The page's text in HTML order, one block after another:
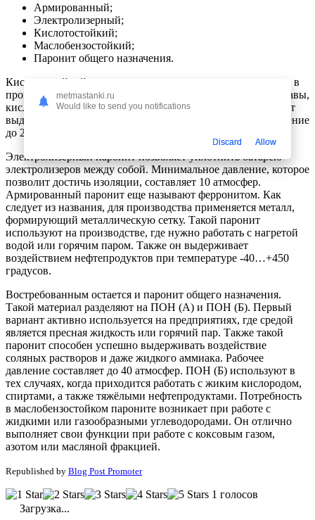
Армированный;
Электролизерный;
Кислотостойкий;
Маслобензостойкий;
Паронит общего назначения.
Кислотостойкий состав используется на предприятиях, где в
процессе работ применяются щелочи, окислительные составы,
кислоты и другие агрессивные компоненты. Такой паронит
выдерживает температуру в пределах 250 градусов и давление
до 25 атмосфер.
Электролизерный паронит позволяет уплотнить батарею
электролизеров между собой. Минимальное давление, которое
позволит достичь изоляции, составляет 10 атмосфер.
Армированный паронит еще называют ферронитом. Как
следует из названия, для производства применяется металл,
формирующий металлическую сетку. Такой паронит
используют на производстве, где нужно работать с нагретой
водой или горячим паром. Также он выдерживает
воздействием нефтепродуктов при температуре -40…+450
градусов.
Востребованным остается и паронит общего назначения.
Такой материал разделяют на ПОН (А) и ПОН (Б). Первый
вариант активно используется на предприятиях, где средой
является пресная жидкость или горячий пар. Также такой
паронит способен успешно выдерживать воздействие
соляных растворов и даже жидкого аммиака. Рабочее
давление составляет до 40 атмосфер. ПОН (Б) используют в
тех случаях, когда приходится работать с жиким кислородом,
спиртами, а также тяжёлыми нефтепродуктами. Потребность
в маслобензостойком пароните возникает при работе с
жидкими или газообразными углеводородами. Он отлично
выполняет свои функции при работе с коксовым газом,
азотом или масляной фракцией.
Republished by Blog Post Promoter
1 голосов
Загрузка...
metmastanki.ru
Would like to send you notifications
Discard Allow